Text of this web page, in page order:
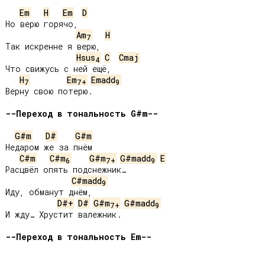
Em H Em
D
Но верю горячо,
Am7
H
Так искренне я верю,
Hsus4 C
Cmaj
Что свижусь с ней ещё,
H7 Em7+ Emadd9
Верну свою потерю.
--Переход в тональность G#m--
G#m
D#
G#m
Недаром же за пнём
C#m
C#m6 G#m7+ G#madd9
E
Расцвёл опять подснежник…
C#madd9
Иду, обманут днём,
D#+ D# G#m7+ G#madd9
И жду… Хрустит валежник.
--Переход в тональность Em--